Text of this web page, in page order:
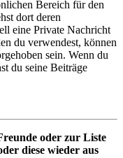
Bereich für den
dort deren
eine Private Nachricht
du verwendest, können
sein. Wenn du
du seine Beiträge
oder zur Liste
diese wieder aus